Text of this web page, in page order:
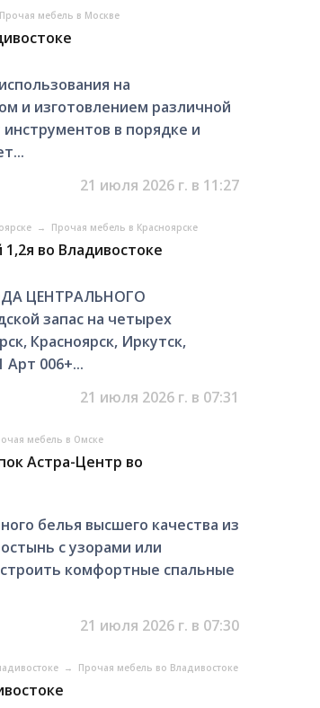
Прочая мебель в Москве
на
и изготовлением различной
в порядке и
21 июля 2026 г. в 11:27
→ Прочая мебель в Красноярске
во Владивостоке
ЦЕНТРАЛЬНОГО
запас на четырех
Красноярск, Иркутск,
006+...
21 июля 2026 г. в 07:31
мебель в Омске
Астра-Центр во
белья высшего качества из
с узорами или
комфортные спальные
21 июля 2026 г. в 07:30
→ Прочая мебель во Владивостоке